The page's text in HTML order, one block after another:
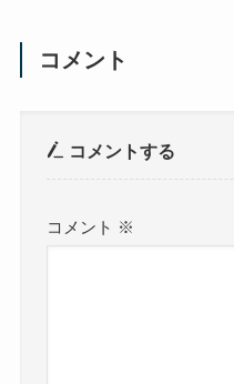
コメント
コメントする
コメント ※